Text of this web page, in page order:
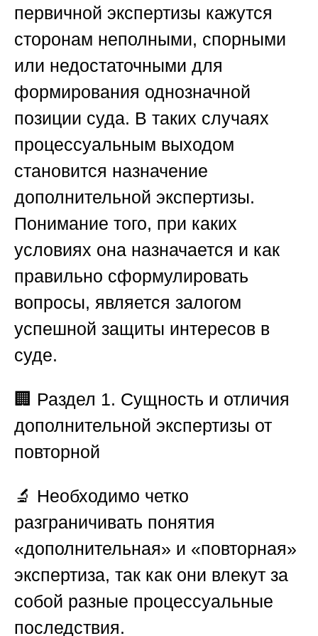
первичной экспертизы кажутся
сторонам неполными, спорными
или недостаточными для
формирования однозначной
позиции суда. В таких случаях
процессуальным выходом
становится назначение
дополнительной экспертизы.
Понимание того, при каких
условиях она назначается и как
правильно сформулировать
вопросы, является залогом
успешной защиты интересов в
суде.
🏢 Раздел 1. Сущность и отличия
дополнительной экспертизы от
повторной
🔬 Необходимо четко
разграничивать понятия
«дополнительная» и «повторная»
экспертиза, так как они влекут за
собой разные процессуальные
последствия.